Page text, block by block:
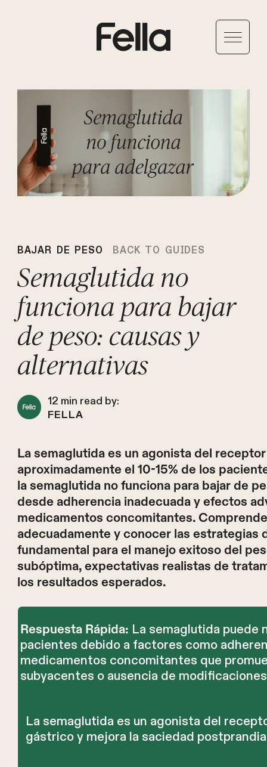
BAJAR DE PESO BACK TO GUIDES
Semaglutida no
funciona para bajar
de peso: causas y
alternativas
12 min read by:
FELLA
La semaglutida es un agonista del
aproximadamente el 10-15% de los
la semaglutida no funciona para bajar de
desde adherencia inadecuada y efectos
medicamentos concomitantes.
adecuadamente y conocer las estrategias
fundamental para el manejo exitoso del
subóptima, expectativas realistas de
los resultados esperados.
Respuesta Rápida: La semaglutida puede
pacientes debido a factores como
medicamentos concomitantes que
subyacentes o ausencia de
La semaglutida es un agonista del
gástrico y mejora la saciedad